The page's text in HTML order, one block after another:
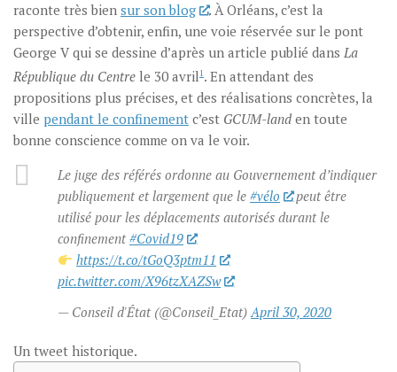
raconte très bien sur son blog
. À Orléans, c’est la
perspective d’obtenir, enfin, une voie réservée sur le pont
George V qui se dessine d’après un article publié dans La
République du Centre le 30 avril1. En attendant des
propositions plus précises, et des réalisations concrètes, la
ville pendant le confinement c’est GCUM-land en toute
bonne conscience comme on va le voir.
Le juge des référés ordonne au Gouvernement d’indiquer
publiquement et largement que le #vélo
peut être
utilisé pour les déplacements autorisés durant le
confinement #Covid19
https://t.co/tGoQ3ptm11
pic.twitter.com/X96tzXAZSw
— Conseil d'État (@Conseil_Etat)April 30, 2020
Un tweet historique.